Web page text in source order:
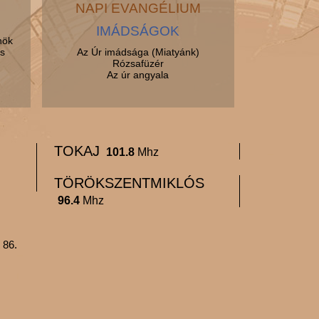
NAPI EVANGÉLIUM
IMÁDSÁGOK
Az Úr imádsága (Miatyánk)
Rózsafüzér
Az úr angyala
TOKAJ 101.8Mhz
TÖRÖKSZENTMIKLÓS
96.4Mhz